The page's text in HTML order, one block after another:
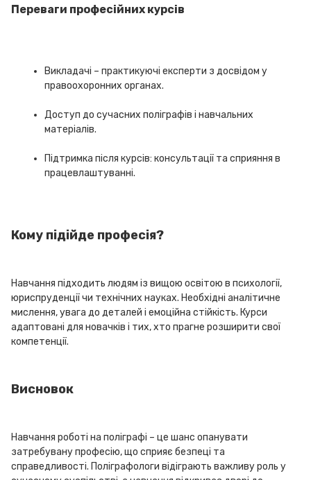
Переваги професійних курсів
Викладачі – практикуючі експерти з досвідом у
правоохоронних органах.
Доступ до сучасних поліграфів і навчальних
матеріалів.
Підтримка після курсів: консультації та сприяння в
працевлаштуванні.
Кому підійде професія?
Навчання підходить людям із вищою освітою в психології,
юриспруденції чи технічних науках. Необхідні аналітичне
мислення, увага до деталей і емоційна стійкість. Курси
адаптовані для новачків і тих, хто прагне розширити свої
компетенції.
Висновок
Навчання роботі на поліграфі – це шанс опанувати
затребувану професію, що сприяє безпеці та
справедливості. Поліграфологи відіграють важливу роль у